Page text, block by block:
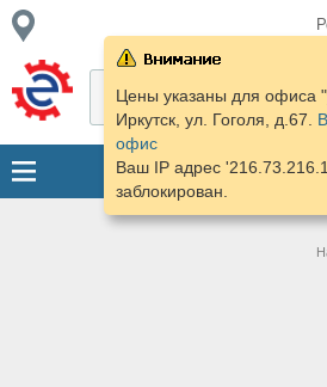
Цены указаны для офиса
Иркутск, ул. Гоголя, д.67.
офис
Ваш IP адрес
заблокирован.